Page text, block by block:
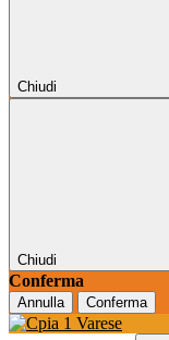
Chiudi
Chiudi
Conferma
Annulla Conferma